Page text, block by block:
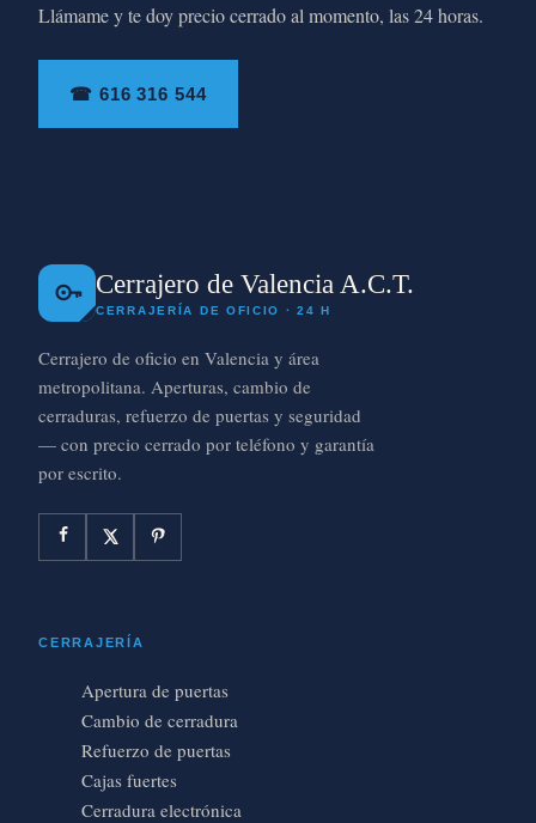
Llámame y te doy precio cerrado al momento, las 24 horas.
☎ 616 316 544
Cerrajero de Valencia A.C.T.
CERRAJERÍA DE OFICIO · 24 H
Cerrajero de oficio en Valencia y área
metropolitana. Aperturas, cambio de
cerraduras, refuerzo de puertas y seguridad
— con precio cerrado por teléfono y garantía
por escrito.
CERRAJERÍA
Apertura de puertas
Cambio de cerradura
Refuerzo de puertas
Cajas fuertes
Cerradura electrónica